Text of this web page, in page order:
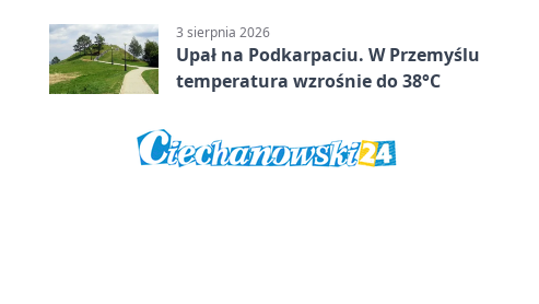
3 sierpnia 2026
Upał na Podkarpaciu. W Przemyślu
temperatura wzrośnie do 38°C